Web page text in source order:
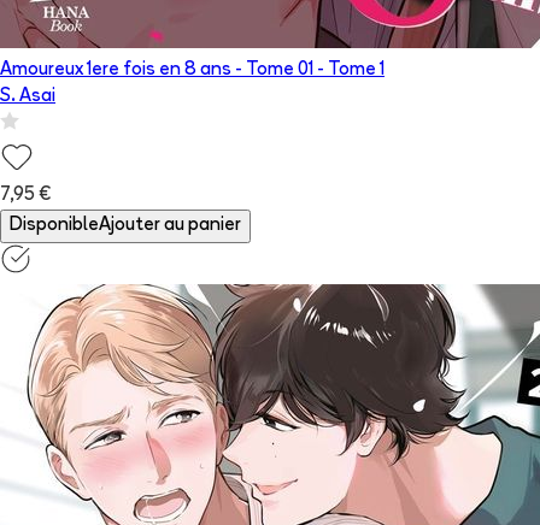
Amoureux 1ere fois en 8 ans - Tome 01 - Tome 1
S. Asai
7,95 €
DisponibleAjouter au panier